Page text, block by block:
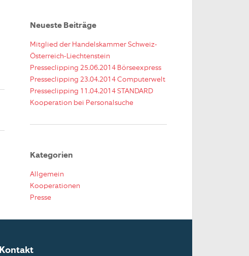
Neueste Beiträge
Mitglied der Handelskammer Schweiz-
Österreich-Liechtenstein
Presseclipping 25.06.2014 Börseexpress
Presseclipping 23.04.2014 Computerwelt
Presseclipping 11.04.2014 STANDARD
Kooperation bei Personalsuche
Kategorien
Allgemein
Kooperationen
Presse
Kontakt